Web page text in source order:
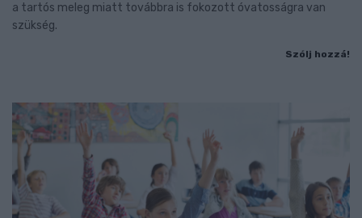
a tartós meleg miatt továbbra is fokozott óvatosságra van
szükség.
Szólj hozzá!